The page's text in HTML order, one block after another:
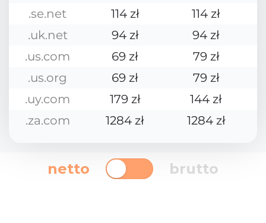
.se.net
114 zł
114 zł
.uk.net
94 zł
94 zł
.us.com
69 zł
79 zł
.us.org
69 zł
79 zł
.uy.com
179 zł
144 zł
.za.com
1284 zł 1284 zł
netto brutto